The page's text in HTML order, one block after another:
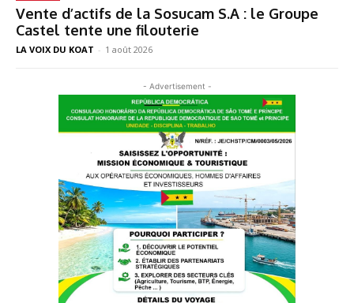
Vente d’actifs de la Sosucam S.A : le Groupe
Castel tente une filouterie
LA VOIX DU KOAT - 1 août 2026
- Advertisement -